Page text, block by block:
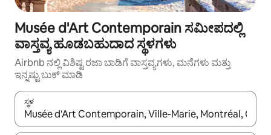
Musée d'Art Contemporain ಸಮೀಪದಲ್ಲಿ
ವಾಸ್ತವ್ಯ ಹೂಡಬಹುದಾದ ಸ್ಥಳಗಳು
Airbnb ನಲ್ಲಿ ವಿಶಿಷ್ಟ ರಜಾ ಬಾಡಿಗೆ ವಾಸ್ತವ್ಯಗಳು, ಮನೆಗಳು ಮತ್ತು
ಇನ್ನಷ್ಟು ಬುಕ್ ಮಾಡಿ
ಸ್ಥಳ
ಫಲಿತಾಂಶಗಳು ಲಭ್ಯವಿರುವಾಗ, ಅಪ್ ಮತ್ತು ಡೌನ್ ಬಾಣದ ಕೀಲಿಗಳೊಂದಿಗೆ